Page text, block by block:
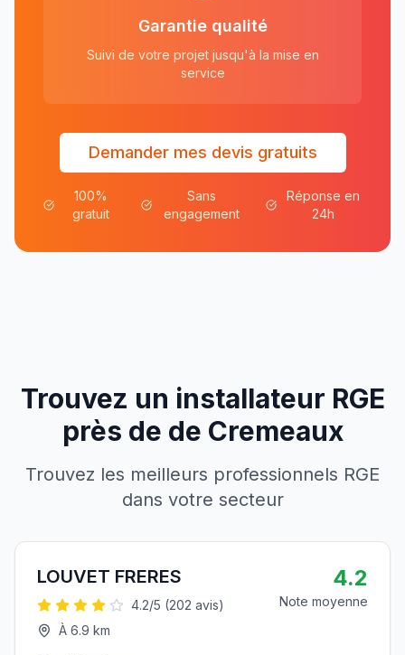
Garantie qualité
Suivi de votre projet jusqu'à la mise en
service
Demander mes devis gratuits
100%
gratuit
Sans
engagement
Réponse en
24h
Trouvez un installateur RGE
près de de Cremeaux
Trouvez les meilleurs professionnels RGE
dans votre secteur
LOUVET FRERES
4.2/5 (202 avis)
À 6.9 km
4.2
Note moyenne